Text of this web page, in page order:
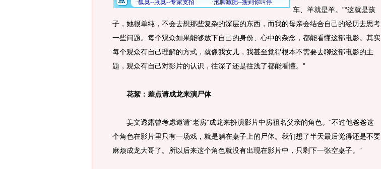
车、羊就是羊。”“这就是孩
子，她很单纯，不会去想那些复杂的深层的东西，而我的母亲会结合自己的经历去思考
一些问题。每个观众如果能够放下自己的身份、心中的杂念，都能看懂这部电影。其实
每个观众有自己理解的方式，就像我女儿，我甚至觉得根本不需要去聊这部电影的主
题，观众有自己对影片的认识，往深了还是往浅了都能看懂。”
花絮：差点请成龙来演尸体
姜文透露曾考虑邀请“老房”成龙来扮演影片中房祖名父亲的角色。“不过他爸爸这
个角色在影片里只有一场戏，就是躺在桌子上的尸体。我们想了半天最后觉得还是不要
麻烦成龙大哥了。所以后来这个角色就没有出现在影片中，只剩下一张空桌子。”